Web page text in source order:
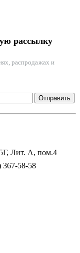
рассылку
распродажах и
Лит. А, пом.4
367-58-58